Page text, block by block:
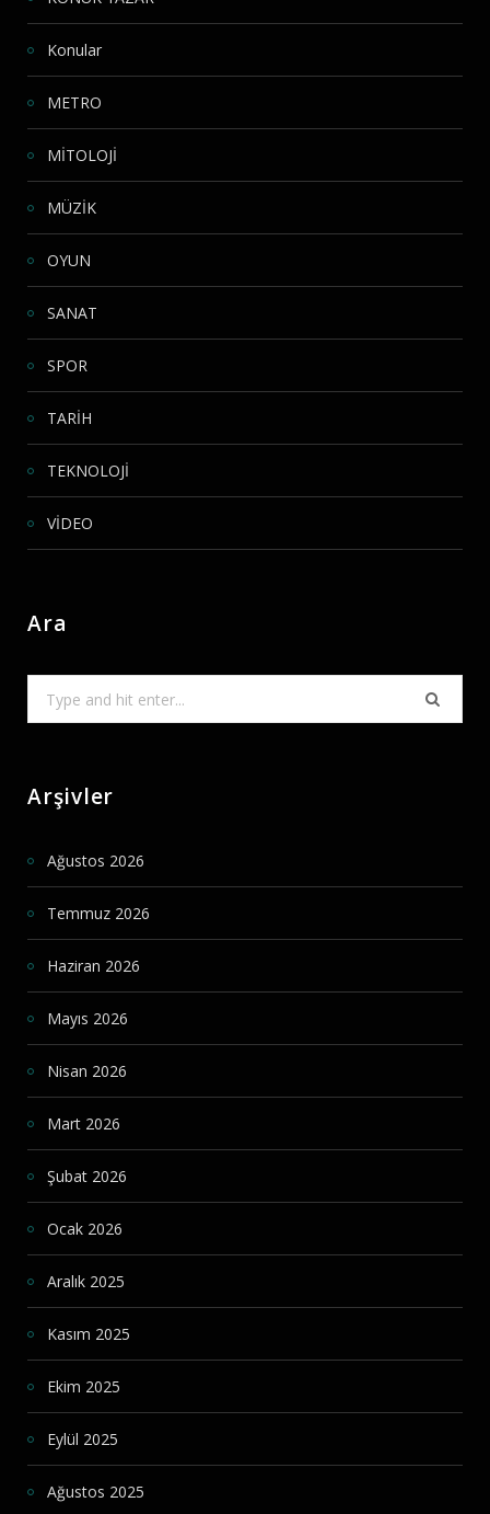
Konular
METRO
MİTOLOJİ
MÜZİK
OYUN
SANAT
SPOR
TARİH
TEKNOLOJİ
VİDEO
Ara
Arşivler
Ağustos 2026
Temmuz 2026
Haziran 2026
Mayıs 2026
Nisan 2026
Mart 2026
Şubat 2026
Ocak 2026
Aralık 2025
Kasım 2025
Ekim 2025
Eylül 2025
Ağustos 2025